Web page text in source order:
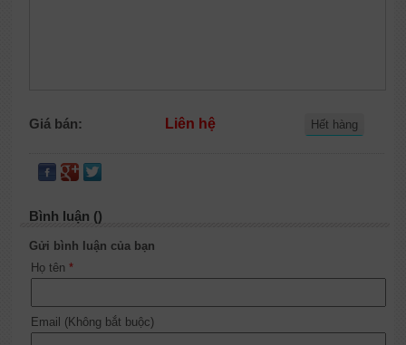
Giá bán: Liên hệ Hết hàng
Bình luận ()
Gửi bình luận của bạn
Họ tên *
Email (Không bắt buộc)